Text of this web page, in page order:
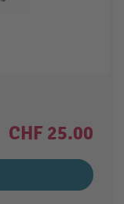
CHF 25.00